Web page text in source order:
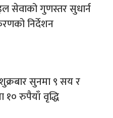
सेवाको गुणस्तर सुधार्न
निर्देशन
सुनमा ९ सय र
१० रुपैयाँ वृद्धि